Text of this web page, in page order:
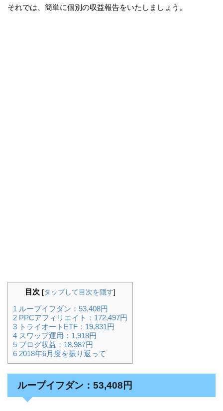
それでは、簡単に個別の収益報告をいたしましょう。
目次 [タップして目次を隠す]
1 ループイフダン：53,408円
2 PPCアフィリエイト：172,497円
3 トライオートETF：19,831円
4 スワップ運用：1,918円
5 ブログ収益：18,987円
6 2018年6月度を振り返って
ループイフダン：53,408円